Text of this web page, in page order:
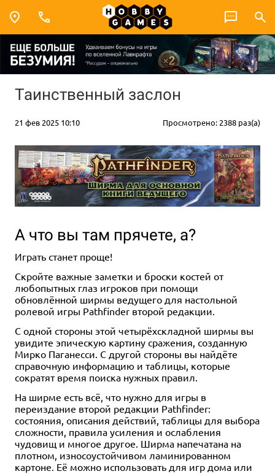
Таинственный заслон
21 фев 2025 10:10 Просмотрено: 2388 раз(а)
А что вы там прячете, а?
Играть станет проще!
Скройте важные заметки и броски костей от
любопытных глаз игроков при помощи
обновлённой ширмы ведущего для настольной
ролевой игры Pathfinder второй редакции.
С одной стороны этой четырёхскладной ширмы вы
увидите эпическую картину сражения, созданную
Мирко Паганесси. С другой стороны вы найдёте
справочную информацию и таблицы, которые
сократят время поиска нужных правил.
На ширме есть всё, что нужно для игры в
переиздание второй редакции Pathfinder:
состояния, описания действий, таблицы для выбора
сложности, правила усиления и ослабления
чудовищ и многое другое. Ширма напечатана на
плотном, износоустойчивом ламинированном
картоне. Её можно использовать для игр дома или